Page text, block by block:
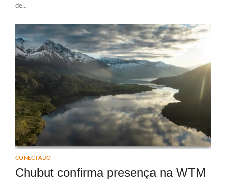
de...
CONECTADO
Chubut confirma presença na WTM